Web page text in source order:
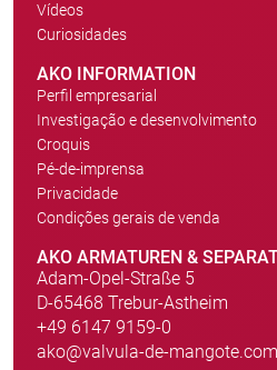
Vídeos
Curiosidades
AKO INFORMATION
Perfil empresarial
Investigação e desenvolvimento
Croquis
Pé-de-imprensa
Privacidade
Condições gerais de venda
AKO ARMATUREN &
Adam-Opel-Straße 5
D-65468 Trebur-Astheim
+49 6147 9159-0
ako@valvula-de-mangote.com